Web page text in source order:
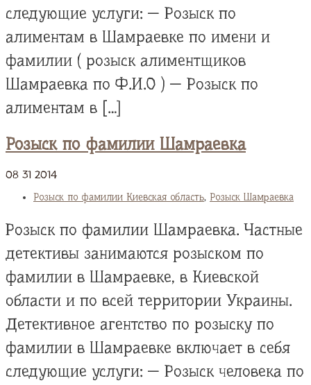
следующие услуги: — Розыск по
алиментам в Шамраевке по имени и
фамилии ( розыск алиментщиков
Шамраевка по Ф.И.О ) — Розыск по
алиментам в […]
Розыск по фамилии Шамраевка
08 31 2014
Розыск по фамилии Киевская область, Розыск Шамраевка
Розыск по фамилии Шамраевка. Частные
детективы занимаются розыском по
фамилии в Шамраевке, в Киевской
области и по всей территории Украины.
Детективное агентство по розыску по
фамилии в Шамраевке включает в себя
следующие услуги: — Розыск человека по